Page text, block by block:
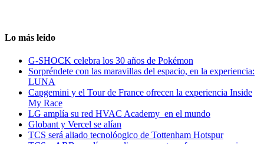
Lo más leido
G-SHOCK celebra los 30 años de Pokémon
Sorpréndete con las maravillas del espacio, en la experiencia:
LUNA
Capgemini y el Tour de France ofrecen la experiencia Inside
My Race
LG amplía su red HVAC Academy en el mundo
Globant y Vercel se alían
TCS será aliado tecnolóogico de Tottenham Hotspur